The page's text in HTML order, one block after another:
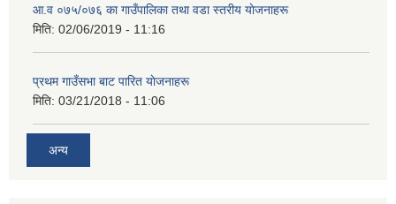
आ‍.व ०७५/०७६ का गाउँपालिका तथा वडा स्तरीय याेजनाहरू
मिति: 02/06/2019 - 11:16
प्रथम गाउँसभा बाट पारित याेजनाहरू
मिति: 03/21/2018 - 11:06
अन्य